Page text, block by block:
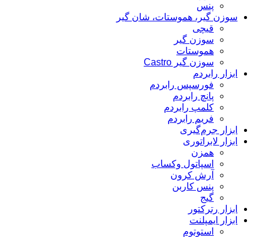
پنس
سوزن گیر، هموستات، شان گیر
قیچی
سوزن گیر
هموستات
سوزن گیر Castro
ابزار رابردم
فورسپس رابردم
پانچ رابردم
کلمپ رابردم
فریم رابردم
ابزار جرم‌گیری
ابزار لابراتوری
همزن
اسپاتول وکساب
آرش کرون
پنس کاربن
گیج
ابزار رترکتور
ابزار ایمپلنت
استوتوم